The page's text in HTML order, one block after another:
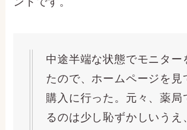
中途半端な状態でモニター
たので、ホームページを見
購入に行った。元々、薬局
るのは少し恥ずかしいうえ